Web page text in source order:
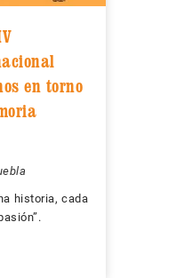
en torno
historia, cada